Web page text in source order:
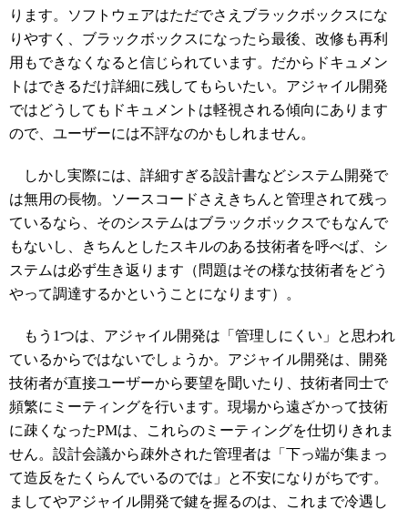
ります。ソフトウェアはただでさえブラックボックスにな
りやすく、ブラックボックスになったら最後、改修も再利
用もできなくなると信じられています。だからドキュメン
トはできるだけ詳細に残してもらいたい。アジャイル開発
ではどうしてもドキュメントは軽視される傾向にあります
ので、ユーザーには不評なのかもしれません。
しかし実際には、詳細すぎる設計書などシステム開発で
は無用の長物。ソースコードさえきちんと管理されて残っ
ているなら、そのシステムはブラックボックスでもなんで
もないし、きちんとしたスキルのある技術者を呼べば、シ
ステムは必ず生き返ります（問題はその様な技術者をどう
やって調達するかということになります）。
もう1つは、アジャイル開発は「管理しにくい」と思われ
ているからではないでしょうか。アジャイル開発は、開発
技術者が直接ユーザーから要望を聞いたり、技術者同士で
頻繁にミーティングを行います。現場から遠ざかって技術
に疎くなったPMは、これらのミーティングを仕切りきれま
せん。設計会議から疎外された管理者は「下っ端が集まっ
て造反をたくらんでいるのでは」と不安になりがちです。
ましてやアジャイル開発で鍵を握るのは、これまで冷遇し